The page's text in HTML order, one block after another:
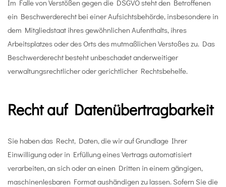
Im Falle von Verstößen gegen die DSGVO steht den Betroffenen
ein Beschwerderecht bei einer Aufsichtsbehörde, insbesondere in
dem Mitgliedstaat ihres gewöhnlichen Aufenthalts, ihres
Arbeitsplatzes oder des Orts des mutmaßlichen Verstoßes zu. Das
Beschwerderecht besteht unbeschadet anderweitiger
verwaltungsrechtlicher oder gerichtlicher Rechtsbehelfe.
Recht auf Daten­übertrag­barkeit
Sie haben das Recht, Daten, die wir auf Grundlage Ihrer
Einwilligung oder in Erfüllung eines Vertrags automatisiert
verarbeiten, an sich oder an einen Dritten in einem gängigen,
maschinenlesbaren Format aushändigen zu lassen. Sofern Sie die